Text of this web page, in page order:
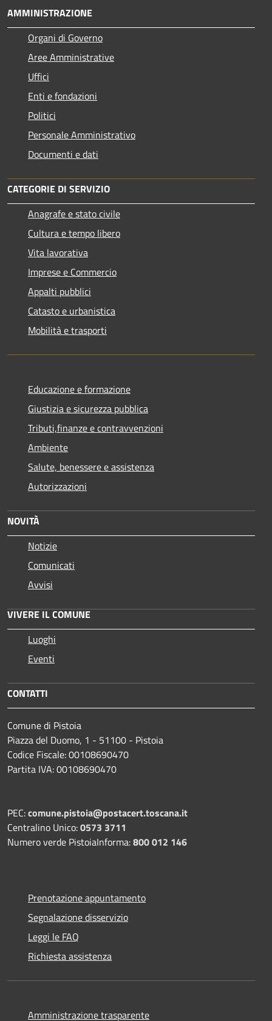
AMMINISTRAZIONE
Organi di Governo
Aree Amministrative
Uffici
Enti e fondazioni
Politici
Personale Amministrativo
Documenti e dati
CATEGORIE DI SERVIZIO
Anagrafe e stato civile
Cultura e tempo libero
Vita lavorativa
Imprese e Commercio
Appalti pubblici
Catasto e urbanistica
Mobilità e trasporti
Educazione e formazione
Giustizia e sicurezza pubblica
Tributi,finanze e contravvenzioni
Ambiente
Salute, benessere e assistenza
Autorizzazioni
NOVITÀ
Notizie
Comunicati
Avvisi
VIVERE IL COMUNE
Luoghi
Eventi
CONTATTI
Comune di Pistoia
Piazza del Duomo, 1 - 51100 - Pistoia
Codice Fiscale: 00108690470
Partita IVA: 00108690470
PEC:comune.pistoia@postacert.toscana.it
Centralino Unico:0573 3711
Numero verde PistoiaInforma:800 012 146
Prenotazione appuntamento
Segnalazione disservizio
Leggi le FAQ
Richiesta assistenza
Amministrazione trasparente